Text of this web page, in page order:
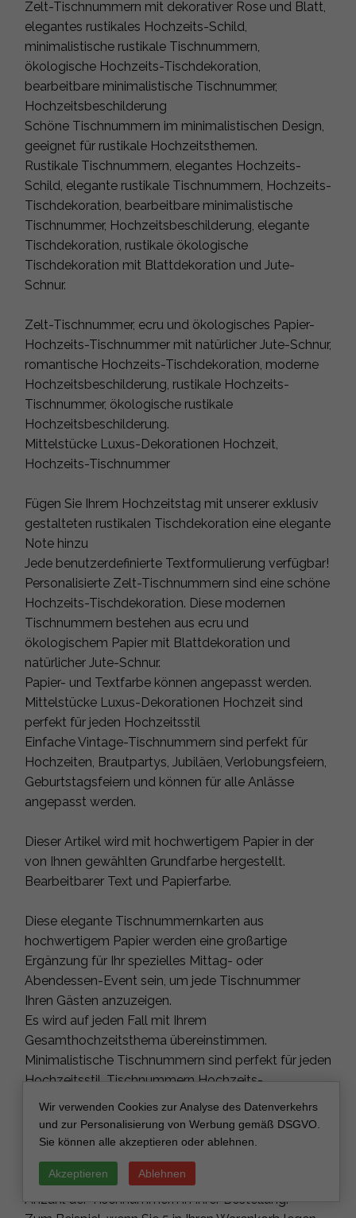
Zelt-Tischnummern mit dekorativer Rose und Blatt,
elegantes rustikales Hochzeits-Schild,
minimalistische rustikale Tischnummern,
ökologische Hochzeits-Tischdekoration,
bearbeitbare minimalistische Tischnummer,
Hochzeitsbeschilderung
Schöne Tischnummern im minimalistischen Design,
geeignet für rustikale Hochzeitsthemen.
Rustikale Tischnummern, elegantes Hochzeits-
Schild, elegante rustikale Tischnummern, Hochzeits-
Tischdekoration, bearbeitbare minimalistische
Tischnummer, Hochzeitsbeschilderung, elegante
Tischdekoration, rustikale ökologische
Tischdekoration mit Blattdekoration und Jute-
Schnur.
Zelt-Tischnummer, ecru und ökologisches Papier-
Hochzeits-Tischnummer mit natürlicher Jute-Schnur,
romantische Hochzeits-Tischdekoration, moderne
Hochzeitsbeschilderung, rustikale Hochzeits-
Tischnummer, ökologische rustikale
Hochzeitsbeschilderung.
Mittelstücke Luxus-Dekorationen Hochzeit,
Hochzeits-Tischnummer
Fügen Sie Ihrem Hochzeitstag mit unserer exklusiv
gestalteten rustikalen Tischdekoration eine elegante
Note hinzu
Jede benutzerdefinierte Textformulierung verfügbar!
Personalisierte Zelt-Tischnummern sind eine schöne
Hochzeits-Tischdekoration. Diese modernen
Tischnummern bestehen aus ecru und
ökologischem Papier mit Blattdekoration und
natürlicher Jute-Schnur.
Papier- und Textfarbe können angepasst werden.
Mittelstücke Luxus-Dekorationen Hochzeit sind
perfekt für jeden Hochzeitsstil
Einfache Vintage-Tischnummern sind perfekt für
Hochzeiten, Brautpartys, Jubiläen, Verlobungsfeiern,
Geburtstagsfeiern und können für alle Anlässe
angepasst werden.
Dieser Artikel wird mit hochwertigem Papier in der
von Ihnen gewählten Grundfarbe hergestellt.
Bearbeitbarer Text und Papierfarbe.
Diese elegante Tischnummernkarten aus
hochwertigem Papier werden eine großartige
Ergänzung für Ihr spezielles Mittag- oder
Abendessen-Event sein, um jede Tischnummer
Ihren Gästen anzuzeigen.
Es wird auf jeden Fall mit Ihrem
Gesamthochzeitsthema übereinstimmen.
Minimalistische Tischnummern sind perfekt für jeden
Hochzeitsstil, Tischnummern Hochzeits-
Tischdekoration, Gästesitzungstisch, finden Sie Ihre
Sitznummer in Ihrer eigenen Sprache
Um zu bestellen:
Die Anzahl, die Sie in Ihren Warenkorb legen, ist die
Anzahl der Tischnummern in Ihrer Bestellung.
Wir verwenden Cookies zur Analyse des Datenverkehrs
und zur Personalisierung von Werbung gemäß DSGVO.
Sie können alle akzeptieren oder ablehnen.
Akzeptieren Ablehnen